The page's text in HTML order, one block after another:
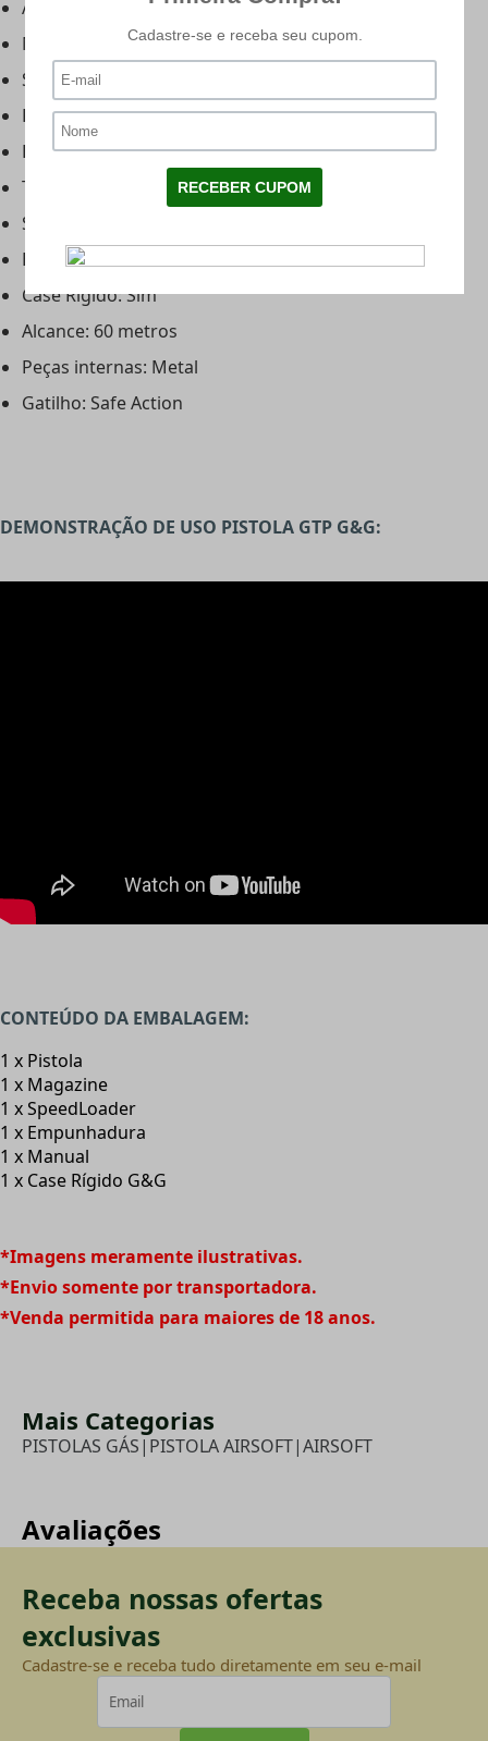
Alça de mira: fixa
Material: Polímero e metal
Slide: Metal
Ponteira laranja: polímero
Hop up: regulável
Trilho Ris: Sim, 22mm
Sistema de Propulsão: Green Gás
BlowBack: Sim
Case Rígido: Sim
Alcance: 60 metros
Peças internas: Metal
Gatilho: Safe Action
DEMONSTRAÇÃO DE USO PISTOLA GTP G&G:
CONTEÚDO DA EMBALAGEM:
1 x Pistola
1 x Magazine
1 x SpeedLoader
1 x Empunhadura
1 x Manual
1 x Case Rígido G&G
*Imagens meramente ilustrativas.
*Envio somente por transportadora.
*Venda permitida para maiores de 18 anos.
Mais Categorias
PISTOLAS GÁS| PISTOLA AIRSOFT|AIRSOFT
Avaliações
Receba nossas ofertas
exclusivas
Cadastre-se e receba tudo diretamente em seu e-mail